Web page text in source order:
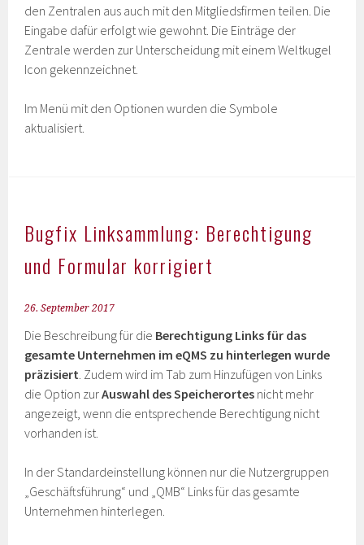
den Zentralen aus auch mit den Mitgliedsfirmen teilen. Die
Eingabe dafür erfolgt wie gewohnt. Die Einträge der
Zentrale werden zur Unterscheidung mit einem Weltkugel
Icon gekennzeichnet.
Im Menü mit den Optionen wurden die Symbole
aktualisiert.
Bugfix Linksammlung: Berechtigung
und Formular korrigiert
26. September 2017
Die Beschreibung für die Berechtigung Links für das
gesamte Unternehmen im eQMS zu hinterlegen wurde
präzisiert. Zudem wird im Tab zum Hinzufügen von Links
die Option zurAuswahl des Speicherortes nicht mehr
angezeigt, wenn die entsprechende Berechtigung nicht
vorhanden ist.
In der Standardeinstellung können nur die Nutzergruppen
„Geschäftsführung“ und „QMB“ Links für das gesamte
Unternehmen hinterlegen.